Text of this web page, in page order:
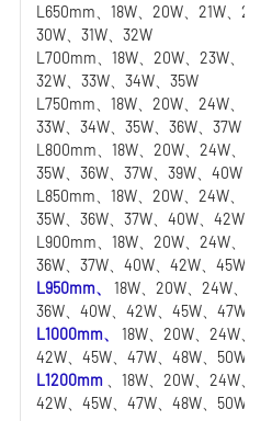
L650mm、18W、20W、21W、
30W、31W、32W
L700mm、18W、20W、23W、
32W、33W、34W、35W
L750mm、18W、20W、24W、
33W、34W、35W、36W、37W
L800mm、18W、20W、24W、
35W、36W、37W、39W、40W
L850mm、18W、20W、24W、
35W、36W、37W、40W、42W
L900mm、18W、20W、24W、
36W、37W、40W、42W、45W
L950mm、 18W、20W、24W、
36W、40W、42W、45W、47W
L1000mm、 18W、20W、24W、
42W、45W、47W、48W、50W
L1200mm
、18W、20W、24W、
42W、45W、47W、48W、50W